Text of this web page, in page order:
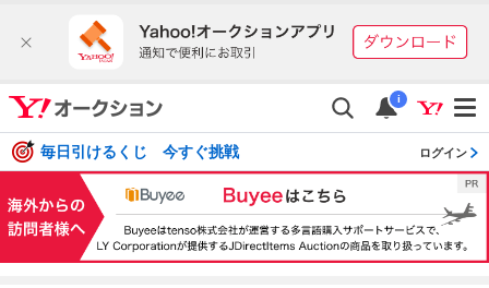
i
毎日引けるくじ 今すぐ挑戦 ログイン